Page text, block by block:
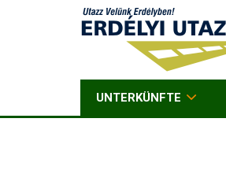
UNTERKÜNFTE